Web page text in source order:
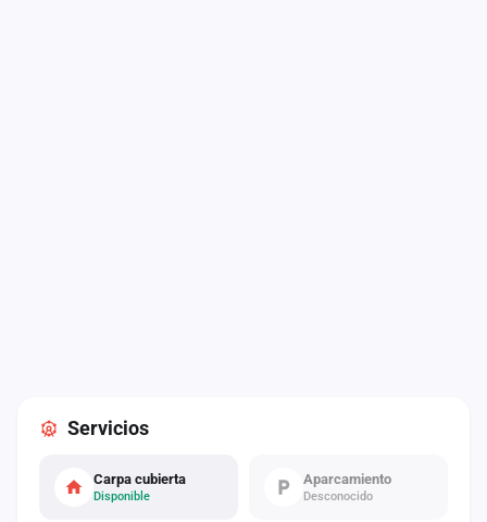
Servicios
Carpa cubierta
Disponible
Aparcamiento
Desconocido